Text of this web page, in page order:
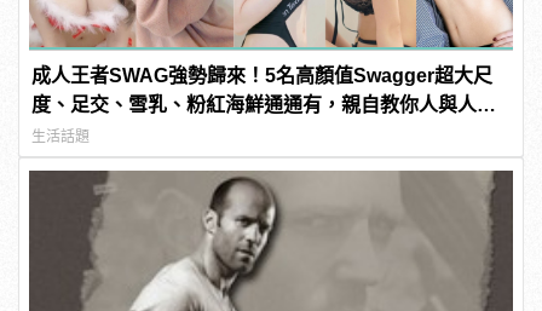
成人王者SWAG強勢歸來！5名高顏值Swagger超大尺
度、足交、雪乳、粉紅海鮮通通有，親自教你人與人的
連結！ | manfashion這樣變型男
生活話題